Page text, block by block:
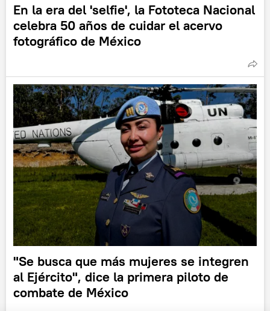
En la era del 'selfie', la Fototeca Nacional
celebra 50 años de cuidar el acervo
fotográfico de México
"Se busca que más mujeres se integren
al Ejército", dice la primera piloto de
combate de México